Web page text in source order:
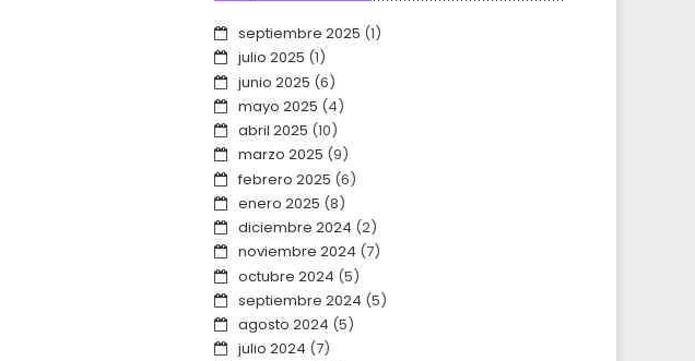
septiembre 2025 (1)
julio 2025 (1)
junio 2025 (6)
mayo 2025 (4)
abril 2025 (10)
marzo 2025 (9)
febrero 2025 (6)
enero 2025 (8)
diciembre 2024 (2)
noviembre 2024 (7)
octubre 2024 (5)
septiembre 2024 (5)
agosto 2024 (5)
julio 2024 (7)